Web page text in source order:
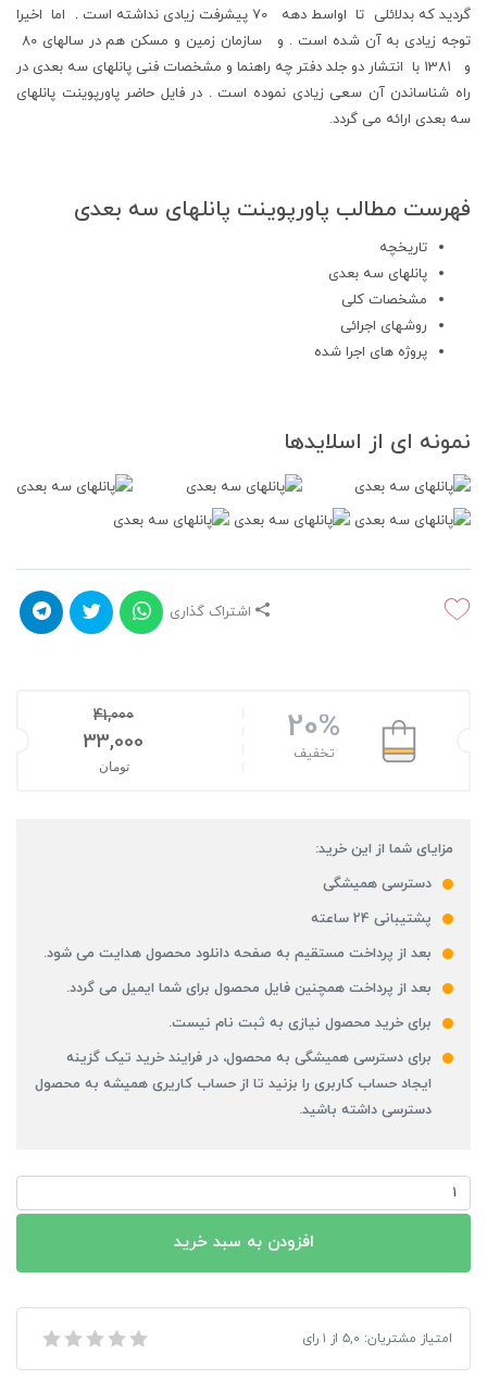
گردید که بدلائلی تا اواسط دهه 70 پیشرفت زیادی نداشته است . اما اخیرا
و 1381 با انتشار دو جلد دفتر چه راهنما و مشخصات فنی پانلهای سه بعدی در
راه شناساندن آن سعی زیادی نموده است . در فایل حاضر پاورپوینت پانلهای
سه بعدی ارائه می گردد.
فهرست مطالب پاورپوینت پانلهای سه بعدی
تاریخچه
پانلهای سه بعدی
مشخصات کلی
روشهای اجرائی
پروژه های اجرا شده
نمونه ای از اسلایدها
اشتراک گذاری
20%
تخفیف
41,000
قیمت اصلی: 41,000تومان بود.
33,000
تومان
مزایای شما از این خرید:
دسترسی همیشگی
پشتیبانی 24 ساعته
بعد از پرداخت مستقیم به صفحه دانلود محصول هدایت می شود.
بعد از پرداخت همچنین فایل محصول برای شما ایمیل می گردد.
برای خرید محصول نیازی به ثبت نام نیست.
برای دسترسی همیشگی به محصول، در فرایند خرید تیک گزینه
ایجاد حساب کاربری را بزنید تا از حساب کاریری همیشه به محصول
دسترسی داشته باشید.
پاورپوینت
پانلهای
بعدی
افزودن به سبد خرید
پاورپوینت پانلهای سه بعدی
امتیاز مشتریان: ۵,۰ از ۱ رای